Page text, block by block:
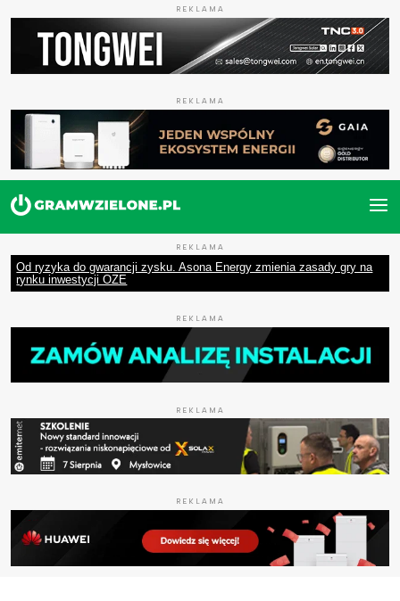
REKLAMA
REKLAMA
REKLAMA
Od ryzyka do gwarancji zysku. Asona Energy zmienia zasady gry na
rynku inwestycji OZE
REKLAMA
REKLAMA
REKLAMA